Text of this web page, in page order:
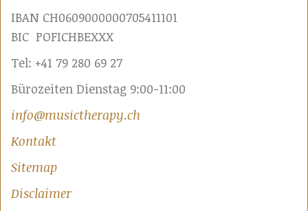
IBAN CH0609000000705411101
BIC POFICHBEXXX
Tel: +41 79 280 69 27
Bürozeiten Dienstag 9:00-11:00
info@musictherapy.ch
Kontakt
Sitemap
Disclaimer